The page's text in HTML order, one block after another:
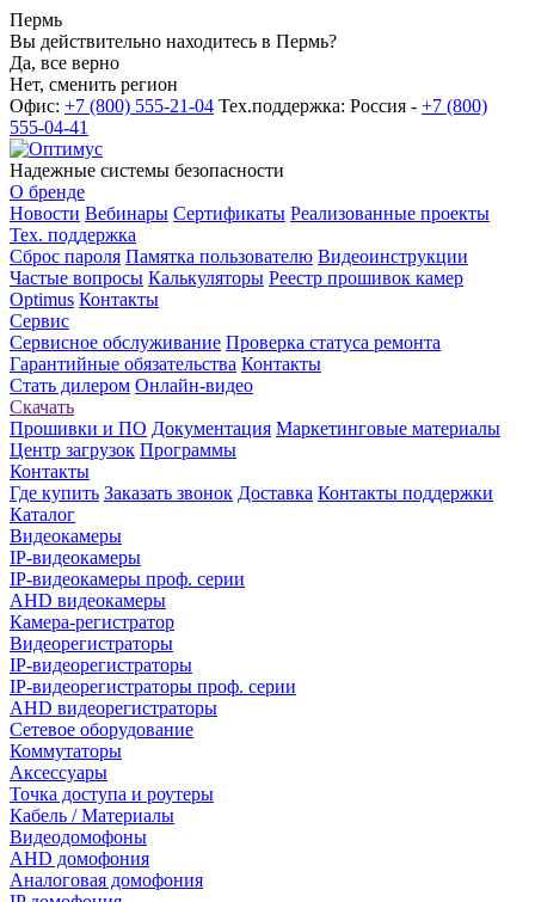
Пермь
Вы действительно находитесь в Пермь?
Да, все верно
Нет, сменить регион
Офис: +7 (800) 555-21-04 Тех.поддержка: Россия - +7 (800)
555-04-41
Надежные системы безопасности
О бренде
Новости Вебинары Сертификаты Реализованные проекты
Тех. поддержка
Сброс пароля Памятка пользователю Видеоинструкции
Частые вопросы Калькуляторы Реестр прошивок камер
Optimus Контакты
Сервис
Сервисное обслуживание Проверка статуса ремонта
Гарантийные обязательства Контакты
Стать дилером Онлайн-видео
Скачать
Прошивки и ПО Документация Маркетинговые материалы
Центр загрузок Программы
Контакты
Где купить Заказать звонок Доставка Контакты поддержки
Каталог
Видеокамеры
IP-видеокамеры
IP-видеокамеры проф. серии
AHD видеокамеры
Камера-регистратор
Видеорегистраторы
IP-видеорегистраторы
IP-видеорегистраторы проф. серии
AHD видеорегистраторы
Сетевое оборудование
Коммутаторы
Аксессуары
Точка доступа и роутеры
Кабель / Материалы
Видеодомофоны
AHD домофония
Аналоговая домофония